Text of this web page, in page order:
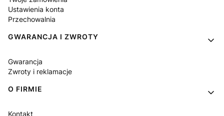
Ustawienia konta
Przechowalnia
GWARANCJA I ZWROTY
Gwarancja
Zwroty i reklamacje
O FIRMIE
Kontakt